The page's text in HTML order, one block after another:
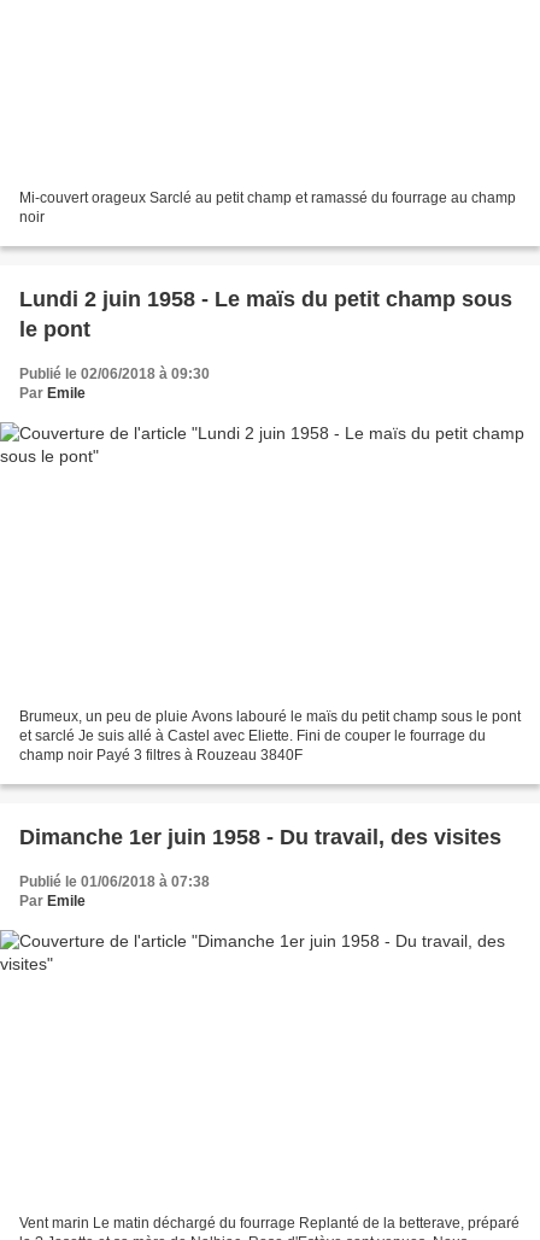
Mi-couvert orageux Sarclé au petit champ et ramassé du fourrage au champ
noir
Lundi 2 juin 1958 - Le maïs du petit champ sous
le pont
Publié le 02/06/2018 à 09:30
Par Emile
Brumeux, un peu de pluie Avons labouré le maïs du petit champ sous le pont
et sarclé Je suis allé à Castel avec Eliette. Fini de couper le fourrage du
champ noir Payé 3 filtres à Rouzeau 3840F
Dimanche 1er juin 1958 - Du travail, des visites
Publié le 01/06/2018 à 07:38
Par Emile
Vent marin Le matin déchargé du fourrage Replanté de la betterave, préparé